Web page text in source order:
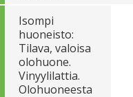
Isompi
huoneisto:
Tilava, valoisa
olohuone.
Vinyylilattia.
Olohuoneesta